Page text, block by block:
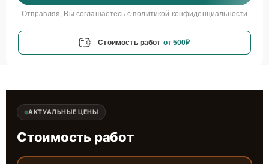
Отправляя, Вы соглашаетесь с политикой конфиденциальности
Стоимость работ от 500₽
АКТУАЛЬНЫЕ ЦЕНЫ
Стоимость работ